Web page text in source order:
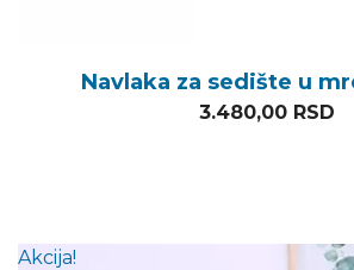
Navlaka za sedište u
3.480,00 RSD
Akcija!